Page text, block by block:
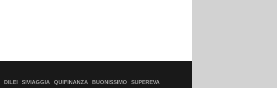
DILEI SIVIAGGIA QUIFINANZA BUONISSIMO SUPEREVA